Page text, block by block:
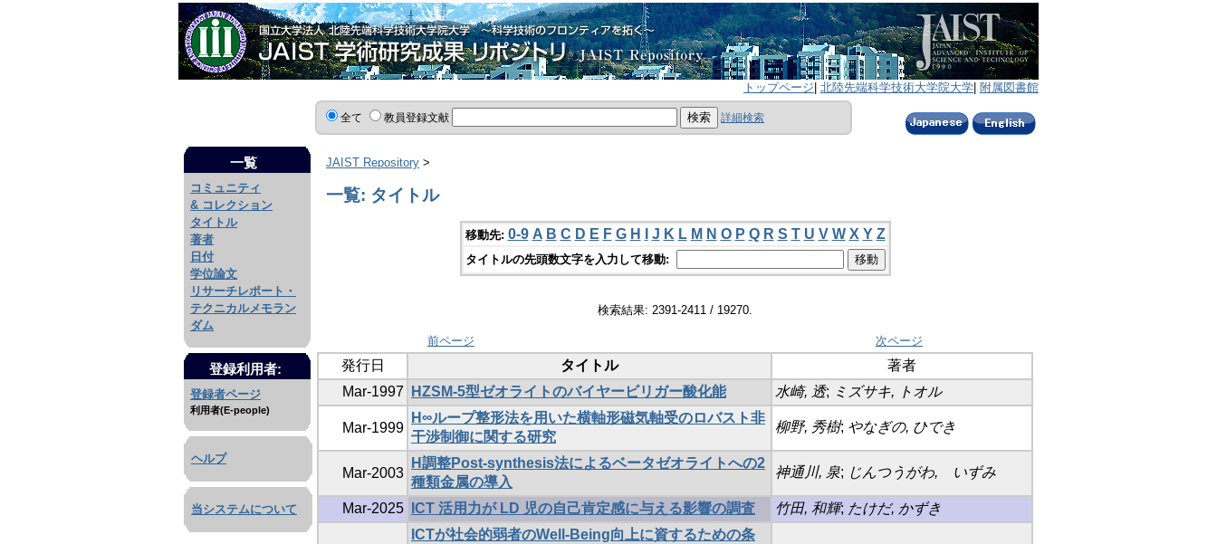
トップページ 北陸先端科学技術大学院大学 附属図書館
全て 教員登録文献 詳細検索
一覧
コミュニティ
& コレクション
タイトル
著者
日付
学位論文
リサーチレポート・
テクニカルメモラン
ダム
登録利用者:
登録者ページ
利用者(E-people)
ヘルプ
当システムについて
JAIST Repository >
一覧: タイトル
移動先: 0-9 A B C D E F G H J K L M N O P Q R S T U V W X Y Z
タイトルの先頭数文字を入力して移動:
検索結果: 2391-2411 / 19270.
前ページ 次ページ
発行日 タイトル
著者
Mar-1997
HZSM-5型ゼオライトのバイヤービリガー酸化能 水崎, 透; ミズサキ, トオル
Mar-1999
H∞ループ整形法を用いた横軸形磁気軸受のロバスト非
干渉制御に関する研究
柳野, 秀樹; やなぎの, ひでき
Mar-2003
H調整Post-synthesis法によるベータゼオライトへの2
種類金属の導入
神通川, 泉; じんつうがわ, いずみ
Mar-2025 ICT 活用力が LD 児の自己肯定感に与える影響の調査 竹田, 和輝; たけだ, かずき
ICTが社会的弱者のWell-Being向上に資するための条